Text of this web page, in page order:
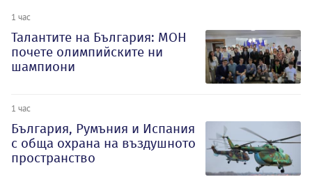
1 час
Талантите на България: МОН
почете олимпийските ни
шампиони
1 час
България, Румъния и Испания
с обща охрана на въздушното
пространство